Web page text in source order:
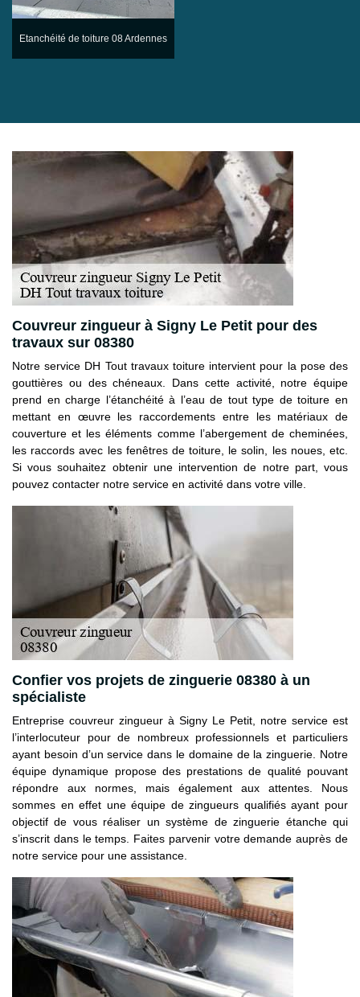
Etanchéité de toiture 08 Ardennes
Couvreur zingueur à Signy Le Petit pour des
travaux sur 08380
Notre service DH Tout travaux toiture intervient pour la pose des
gouttières ou des chéneaux. Dans cette activité, notre équipe
prend en charge l’étanchéité à l’eau de tout type de toiture en
mettant en œuvre les raccordements entre les matériaux de
couverture et les éléments comme l’abergement de cheminées,
les raccords avec les fenêtres de toiture, le solin, les noues, etc.
Si vous souhaitez obtenir une intervention de notre part, vous
pouvez contacter notre service en activité dans votre ville.
Confier vos projets de zinguerie 08380 à un
spécialiste
Entreprise couvreur zingueur à Signy Le Petit, notre service est
l’interlocuteur pour de nombreux professionnels et particuliers
ayant besoin d’un service dans le domaine de la zinguerie. Notre
équipe dynamique propose des prestations de qualité pouvant
répondre aux normes, mais également aux attentes. Nous
sommes en effet une équipe de zingueurs qualifiés ayant pour
objectif de vous réaliser un système de zinguerie étanche qui
s’inscrit dans le temps. Faites parvenir votre demande auprès de
notre service pour une assistance.